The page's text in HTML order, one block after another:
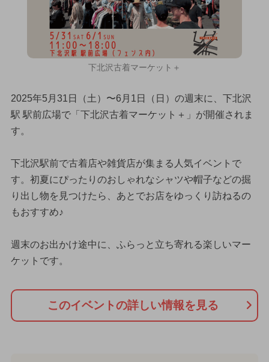
下北沢古着マーケット＋
2025年5月31日（土）〜6月1日（日）の週末に、下北沢
駅 駅前広場で「下北沢古着マーケット＋」が開催されま
す。
下北沢駅前で古着店や雑貨店が集まる人気イベントで
す。初夏にぴったりのおしゃれなシャツや帽子などの掘
り出し物を見つけたら、あとでお店をゆっくり訪ねるの
もおすすめ♪
週末のお出かけ途中に、ふらっと立ち寄れる楽しいマー
ケットです。
このイベントの詳しい情報を見る